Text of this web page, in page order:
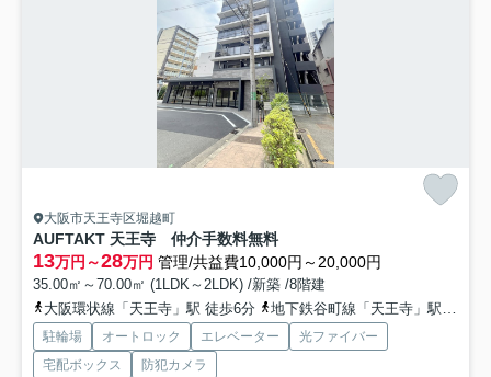
大阪市天王寺区堀越町
AUFTAKT 天王寺 仲介手数料無料
13万円～28万円 管理/共益費10,000円～20,000円
35.00㎡～70.00㎡ (1LDK～2LDK) /新築 /8階建
大阪環状線「天王寺」駅 徒歩6分
地下鉄谷町線「天王寺」駅 徒歩6分
駐輪場 オートロック エレベーター
光ファイバー
宅配ボックス
防犯カメラ